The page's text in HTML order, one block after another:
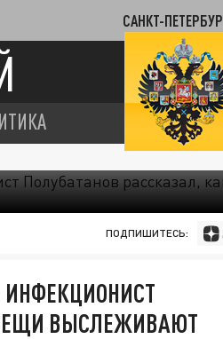
САНКТ-
ПОДПИШИТЕСЬ:
ВЫСЛЕЖИВАЮТ